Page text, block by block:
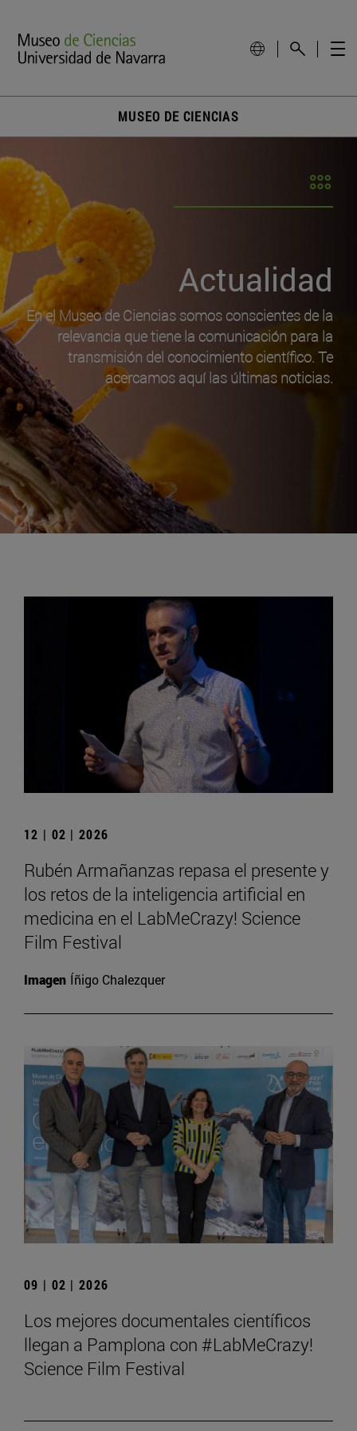
MUSEO DE CIENCIAS
Actualidad
En el Museo de Ciencias somos conscientes de la
relevancia que tiene la comunicación para la
transmisión del conocimiento científico. Te
acercamos aquí las últimas noticias.
12 | 02 | 2026
Rubén Armañanzas repasa el presente y
los retos de la inteligencia artificial en
medicina en el LabMeCrazy! Science
Film Festival
Imagen Íñigo Chalezquer
09 | 02 | 2026
Los mejores documentales científicos
llegan a Pamplona con #LabMeCrazy!
Science Film Festival